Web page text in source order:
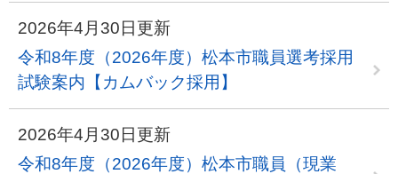
2026年4月30日更新
令和8年度（2026年度）松本市職員選考採用
試験案内【カムバック採用】
2026年4月30日更新
令和8年度（2026年度）松本市職員（現業